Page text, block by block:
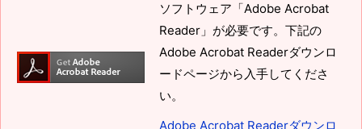
ソフトウェア「Adobe Acrobat
Reader」が必要です。下記の
Adobe Acrobat Readerダウンロ
ードページから入手してくださ
い。
Adobe Acrobat Readerダウンロ